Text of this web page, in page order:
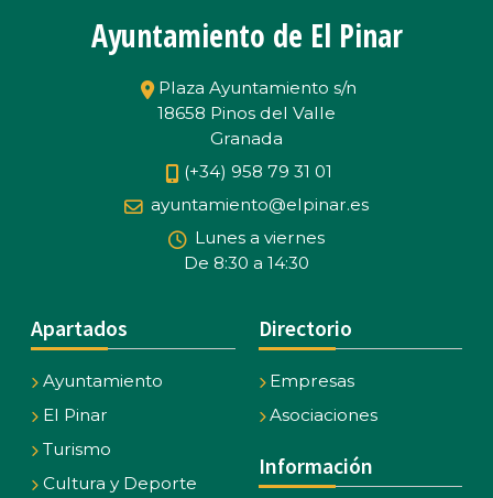
Ayuntamiento de El Pinar
Plaza Ayuntamiento s/n
18658 Pinos del Valle
Granada
(+34) 958 79 31 01
ayuntamiento@elpinar.es
Lunes a viernes
De 8:30 a 14:30
Apartados
Ayuntamiento
El Pinar
Turismo
Cultura y Deporte
Directorio
Empresas
Asociaciones
Información